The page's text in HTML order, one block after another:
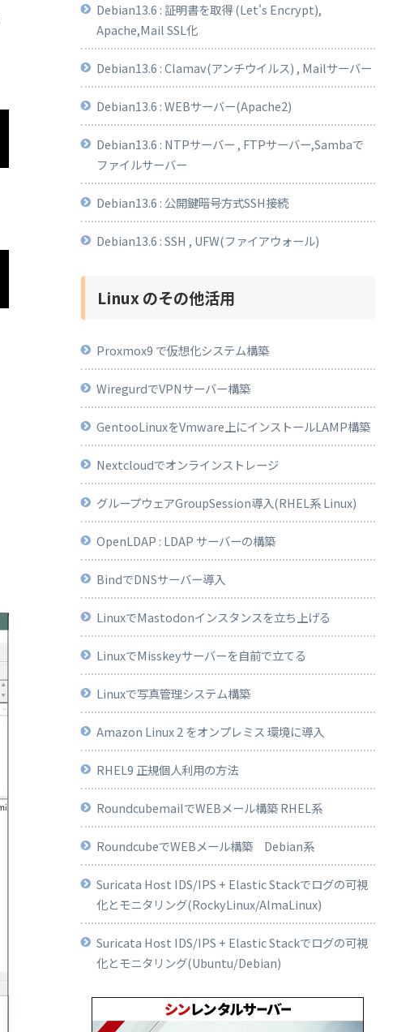
Debian13.6 : 証明書を取得 (Let's Encrypt),
Apache,Mail SSL化
Debian13.6 : Clamav(アンチウイルス) , Mailサーバー
Debian13.6 : WEBサーバー(Apache2)
Debian13.6 : NTPサーバー , FTPサーバー,Sambaで
ファイルサーバー
Debian13.6 : 公開鍵暗号方式SSH接続
Debian13.6 : SSH , UFW(ファイアウォール)
Linux のその他活用
Proxmox9 で仮想化システム構築
WiregurdでVPNサーバー構築
GentooLinuxをVmware上にインストールLAMP構築
Nextcloudでオンラインストレージ
グループウェアGroupSession導入(RHEL系 Linux)
OpenLDAP : LDAP サーバーの構築
BindでDNSサーバー導入
LinuxでMastodonインスタンスを立ち上げる
LinuxでMisskeyサーバーを自前で立てる
Linuxで写真管理システム構築
Amazon Linux 2 をオンプレミス 環境に導入
RHEL9 正規個人利用の方法
RoundcubemailでWEBメール構築 RHEL系
RoundcubeでWEBメール構築 Debian系
Suricata Host IDS/IPS + Elastic Stackでログの可視
化とモニタリング(RockyLinux/AlmaLinux)
Suricata Host IDS/IPS + Elastic Stackでログの可視
化とモニタリング(Ubuntu/Debian)